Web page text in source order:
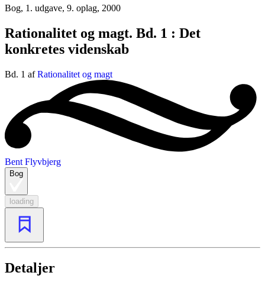
Bog, 1. udgave, 9. oplag, 2000
Rationalitet og magt. Bd. 1 : Det
konkretes videnskab
Bd. 1 afRationalitet og magt
Bent Flyvbjerg
Bog
loading
Detaljer